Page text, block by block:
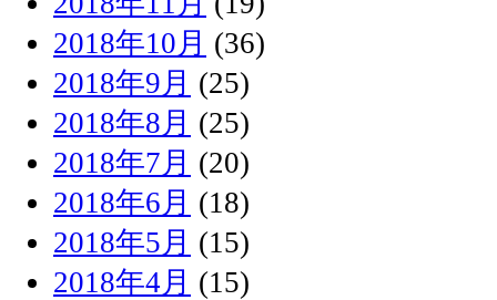
2018年10月 (36)
2018年9月 (25)
2018年8月 (25)
2018年7月 (20)
2018年6月 (18)
2018年5月 (15)
2018年4月 (15)